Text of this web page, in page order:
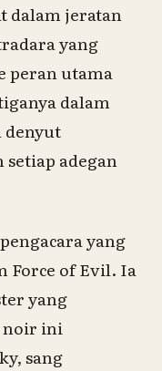
dalam jeratan
yang
peran utama
dalam
denyut
adegan
yang
Force of Evil. Ia
yang
noir ini
sang